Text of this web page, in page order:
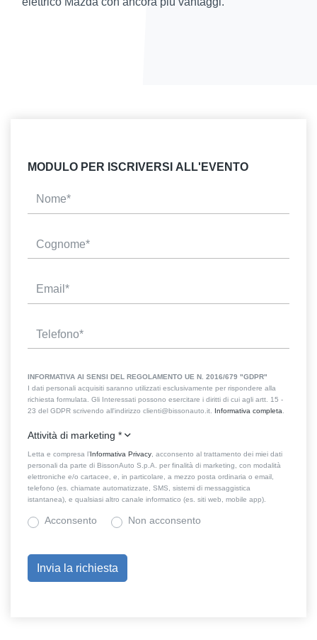
MODULO PER ISCRIVERSI ALL'EVENTO
INFORMATIVA AI SENSI DEL REGOLAMENTO UE N. 2016/679 "GDPR"
I dati personali acquisiti saranno utilizzati esclusivamente per rispondere alla
richiesta formulata. Gli Interessati possono esercitare i diritti di cui agli artt. 15 -
23 del GDPR scrivendo all'indirizzo clienti@bissonauto.it.
Informativa completa.
Attività di marketing *
Letta e compresa l’ Informativa Privacy, acconsento al trattamento dei miei dati
personali da parte di BissonAuto S.p.A. per finalità di marketing, con modalità
elettroniche e/o cartacee, e, in particolare, a mezzo posta ordinaria o email,
telefono (es. chiamate automatizzate, SMS, sistemi di messaggistica
istantanea), e qualsiasi altro canale informatico (es. siti web, mobile app).
Acconsento Non acconsento